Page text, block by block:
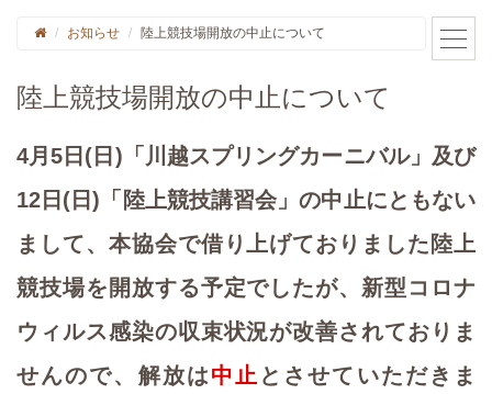
お知らせ 陸上競技場開放の中止について
陸上競技場開放の中止について
4月5日(日)「川越スプリングカーニバル」及び
12日(日)「陸上競技講習会」の中止にともない
まして、本協会で借り上げておりました陸上
競技場を開放する予定でしたが、新型コロナ
ウィルス感染の収束状況が改善されておりま
せんので、解放は中止 とさせていただきま